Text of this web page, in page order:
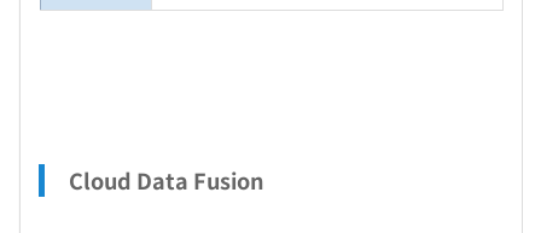
Cloud Data Fusion